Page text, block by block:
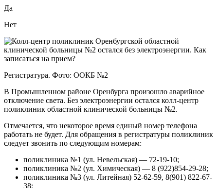
Да
Нет
Регистратура. Фото: ООКБ №2
В Промышленном районе Оренбурга произошло аварийное
отключение света. Без электроэнергии остался колл-центр
поликлиник областной клинической больницы №2.
Отмечается, что некоторое время единый номер телефона
работать не будет. Для обращения в регистратуры поликлиник
следует звонить по следующим номерам:
поликлиника №1 (ул. Невельская) — 72-19-10;
поликлиника №2 (ул. Химическая) — 8 (922)854-29-28;
поликлиника №3 (ул. Литейная) 52-62-59, 8(901) 822-67-
38;